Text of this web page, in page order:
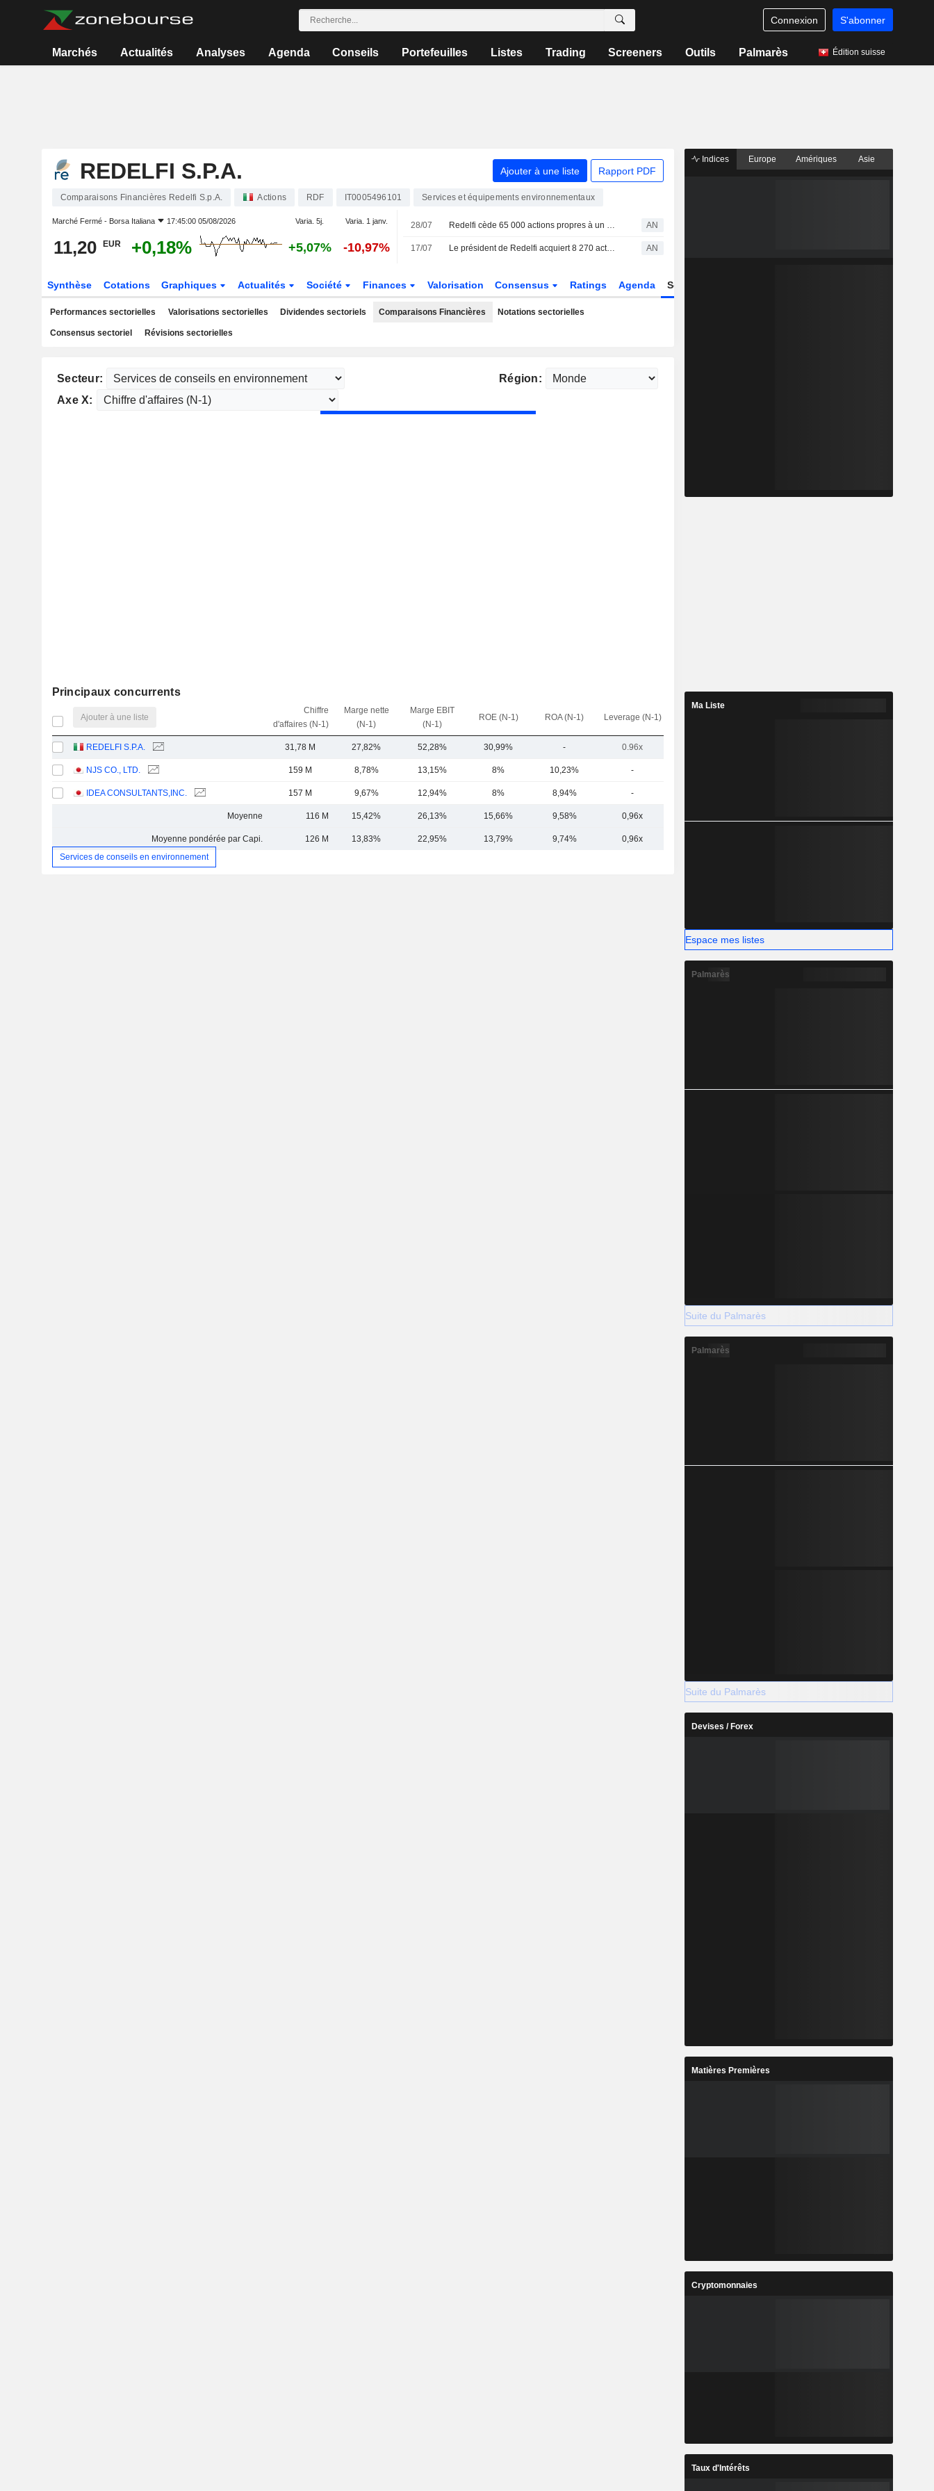
Connexion S'abonner
Marchés Actualités Analyses Agenda Conseils Portefeuilles Listes Trading Screeners Outils Palmarès Édition suisse
REDELFI S.P.A. Ajouter à une liste Rapport PDF
Comparaisons Financières Redelfi S.p.A. Actions RDF IT0005496101 Services et équipements environnementaux
Marché Fermé - Borsa Italiana 17:45:00 05/08/2026 Varia. 5j. Varia. 1 janv.
11,20 EUR +0,18% +5,07% -10,97%
28/07 Redelfi cède 65 000 actions propres à un fonds stratégique AN
17/07 Le président de Redelfi acquiert 8 270 actions AN
Synthèse Cotations Graphiques Actualités Société Finances Valorisation Consensus Ratings Agenda Secteur
Performances sectorielles Valorisations sectorielles Dividendes sectoriels Comparaisons Financières Notations sectorielles
Consensus sectoriel Révisions sectorielles
Secteur:
Région:
Axe X:
Principaux concurrents
Ajouter à une liste
Chiffre
d'affaires (N-1)
Marge nette
(N-1)
Marge EBIT
(N-1)
ROE (N-1) ROA (N-1) Leverage (N-1)
REDELFI S.P.A. 31,78 M 27,82% 52,28% 30,99% - 0.96x
NJS CO., LTD. 159 M 8,78% 13,15% 8% 10,23% -
IDEA CONSULTANTS,INC. 157 M 9,67% 12,94% 8% 8,94% -
Moyenne 116 M 15,42% 26,13% 15,66% 9,58% 0,96x
Moyenne pondérée par Capi. 126 M 13,83% 22,95% 13,79% 9,74%
0,96x
Services de conseils en environnement
Indices Europe Amériques Asie
Ma Liste
Espace mes listes
Palmarès
Suite du Palmarès
Palmarès
Suite du Palmarès
Devises / Forex
Matières Premières
Cryptomonnaies
Taux d'Intérêts